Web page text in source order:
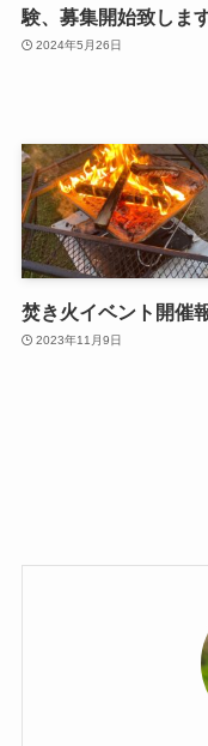
験、募集開始致します
2024年5月26日
焚き火イベント開催
2023年11月9日